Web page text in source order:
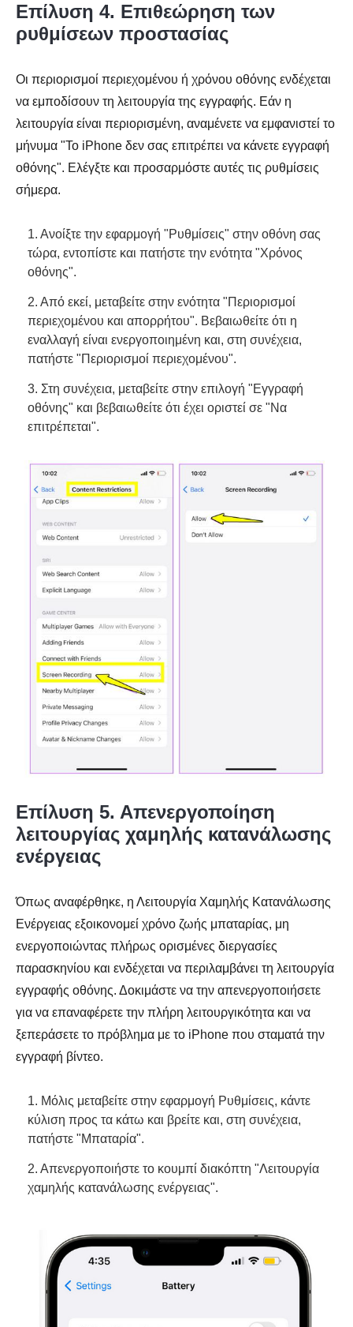
Επίλυση 4. Επιθεώρηση των
ρυθμίσεων προστασίας
Οι περιορισμοί περιεχομένου ή χρόνου οθόνης ενδέχεται
να εμποδίσουν τη λειτουργία της εγγραφής. Εάν η
λειτουργία είναι περιορισμένη, αναμένετε να εμφανιστεί το
μήνυμα "Το iPhone δεν σας επιτρέπει να κάνετε εγγραφή
οθόνης". Ελέγξτε και προσαρμόστε αυτές τις ρυθμίσεις
σήμερα.
1. Ανοίξτε την εφαρμογή "Ρυθμίσεις" στην οθόνη σας
τώρα, εντοπίστε και πατήστε την ενότητα "Χρόνος
οθόνης".
2. Από εκεί, μεταβείτε στην ενότητα "Περιορισμοί
περιεχομένου και απορρήτου". Βεβαιωθείτε ότι η
εναλλαγή είναι ενεργοποιημένη και, στη συνέχεια,
πατήστε "Περιορισμοί περιεχομένου".
3. Στη συνέχεια, μεταβείτε στην επιλογή "Εγγραφή
οθόνης" και βεβαιωθείτε ότι έχει οριστεί σε "Να
επιτρέπεται".
Επίλυση 5. Απενεργοποίηση
λειτουργίας χαμηλής κατανάλωσης
ενέργειας
Όπως αναφέρθηκε, η Λειτουργία Χαμηλής Κατανάλωσης
Ενέργειας εξοικονομεί χρόνο ζωής μπαταρίας, μη
ενεργοποιώντας πλήρως ορισμένες διεργασίες
παρασκηνίου και ενδέχεται να περιλαμβάνει τη λειτουργία
εγγραφής οθόνης. Δοκιμάστε να την απενεργοποιήσετε
για να επαναφέρετε την πλήρη λειτουργικότητα και να
ξεπεράσετε το πρόβλημα με το iPhone που σταματά την
εγγραφή βίντεο.
1. Μόλις μεταβείτε στην εφαρμογή Ρυθμίσεις, κάντε
κύλιση προς τα κάτω και βρείτε και, στη συνέχεια,
πατήστε "Μπαταρία".
2. Απενεργοποιήστε το κουμπί διακόπτη "Λειτουργία
χαμηλής κατανάλωσης ενέργειας".